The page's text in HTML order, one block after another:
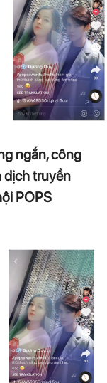
ngắn, công
dịch truyền
POPS